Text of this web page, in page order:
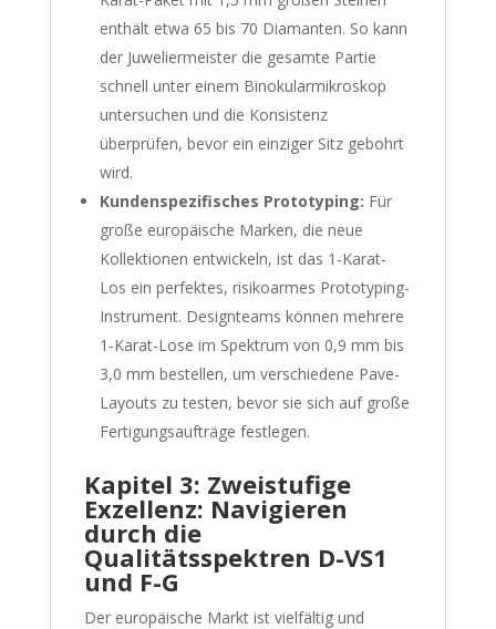
enthält etwa 65 bis 70 Diamanten. So kann
der Juweliermeister die gesamte Partie
schnell unter einem Binokularmikroskop
untersuchen und die Konsistenz
überprüfen, bevor ein einziger Sitz gebohrt
wird.
Kundenspezifisches Prototyping: Für
große europäische Marken, die neue
Kollektionen entwickeln, ist das 1-Karat-
Los ein perfektes, risikoarmes Prototyping-
Instrument. Designteams können mehrere
1-Karat-Lose im Spektrum von 0,9 mm bis
3,0 mm bestellen, um verschiedene Pave-
Layouts zu testen, bevor sie sich auf große
Fertigungsaufträge festlegen.
Kapitel 3: Zweistufige
Exzellenz: Navigieren
durch die
Qualitätsspektren D-VS1
und F-G
Der europäische Markt ist vielfältig und